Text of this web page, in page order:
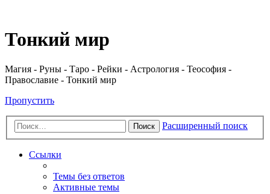
Тонкий мир
Магия - Руны - Таро - Рейки - Астрология - Теософия -
Православие - Тонкий мир
Пропустить
Поиск Расширенный поиск
Ссылки
Темы без ответов
Активные темы